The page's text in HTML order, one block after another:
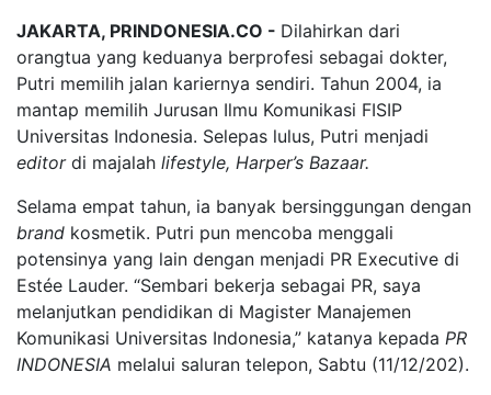
JAKARTA, PRINDONESIA.CO - Dilahirkan dari
orangtua yang keduanya berprofesi sebagai dokter,
Putri memilih jalan kariernya sendiri. Tahun 2004, ia
mantap memilih Jurusan Ilmu Komunikasi FISIP
Universitas Indonesia. Selepas lulus, Putri menjadi
editordi majalah lifestyle, Harper’s Bazaar.
Selama empat tahun, ia banyak bersinggungan dengan
brand kosmetik. Putri pun mencoba menggali
potensinya yang lain dengan menjadi PR Executive di
Estée Lauder. “Sembari bekerja sebagai PR, saya
melanjutkan pendidikan di Magister Manajemen
Komunikasi Universitas Indonesia,” katanya kepada PR
INDONESIA melalui saluran telepon, Sabtu (11/12/202).